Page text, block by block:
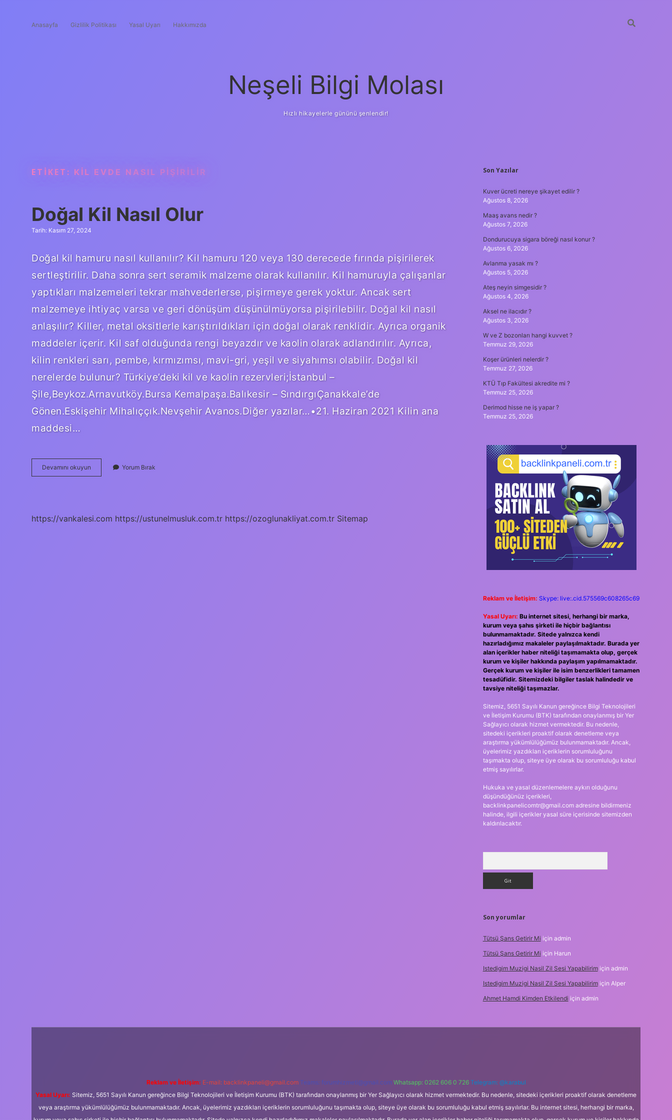
Anasayfa Gizlilik Politikası Yasal Uyarı Hakkımızda
Neşeli Bilgi Molası
Hızlı hikayelerle gününü şenlendir!
ETIKET: KIL EVDE NASIL PIŞIRILIR
Doğal Kil Nasıl Olur
Tarih: Kasım 27, 2024
Doğal kil hamuru nasıl kullanılır? Kil hamuru 120 veya 130 derecede fırında pişirilerek
sertleştirilir. Daha sonra sert seramik malzeme olarak kullanılır. Kil hamuruyla çalışanlar
yaptıkları malzemeleri tekrar mahvederlerse, pişirmeye gerek yoktur. Ancak sert
malzemeye ihtiyaç varsa ve geri dönüşüm düşünülmüyorsa pişirilebilir. Doğal kil nasıl
anlaşılır? Killer, metal oksitlerle karıştırıldıkları için doğal olarak renklidir. Ayrıca organik
maddeler içerir. Kil saf olduğunda rengi beyazdır ve kaolin olarak adlandırılır. Ayrıca,
kilin renkleri sarı, pembe, kırmızımsı, mavi-gri, yeşil ve siyahımsı olabilir. Doğal kil
nerelerde bulunur? Türkiye’deki kil ve kaolin rezervleri;İstanbul –
Şile,Beykoz.Arnavutköy.Bursa Kemalpaşa.Balıkesir – SındırgıÇanakkale’de
Gönen.Eskişehir Mihalıççık.Nevşehir Avanos.Diğer yazılar…•21. Haziran 2021 Kilin ana
maddesi…
Devamını okuyun
Kil
Yorum Bırak
https://vankalesi.com https://ustunelmusluk.com.tr https://ozoglunakliyat.com.tr Sitemap
SIDEBAR
Son Yazılar
Kuver ücreti nereye şikayet edilir ?
Ağustos 8, 2026
Maaş avans nedir ?
Ağustos 7, 2026
Dondurucuya sigara böreği nasıl konur ?
Ağustos 6, 2026
Avlanma yasak mı ?
Ağustos 5, 2026
Ateş neyin simgesidir ?
Ağustos 4, 2026
Aksel ne ilacıdır ?
Ağustos 3, 2026
W ve Z bozonları hangi kuvvet ?
Temmuz 29, 2026
Koşer ürünleri nelerdir ?
Temmuz 27, 2026
KTÜ Tıp Fakültesi akredite mi ?
Temmuz 25, 2026
Derimod hisse ne iş yapar ?
Temmuz 25, 2026
Reklam ve İletişim: Skype: live:.cid.575569c608265c69
Yasal Uyarı: Bu internet sitesi, herhangi bir marka,
kurum veya şahıs şirketi ile hiçbir bağlantısı
bulunmamaktadır. Sitede yalnızca kendi
hazırladığımız makaleler paylaşılmaktadır. Burada yer
alan içerikler haber niteliği taşımamakta olup, gerçek
kurum ve kişiler hakkında paylaşım yapılmamaktadır.
Gerçek kurum ve kişiler ile isim benzerlikleri tamamen
tesadüfidir. Sitemizdeki bilgiler taslak halindedir ve
tavsiye niteliği taşımazlar.
Sitemiz, 5651 Sayılı Kanun gereğince Bilgi Teknolojileri
ve İletişim Kurumu (BTK) tarafından onaylanmış bir Yer
Sağlayıcı olarak hizmet vermektedir. Bu nedenle,
sitedeki içerikleri proaktif olarak denetleme veya
araştırma yükümlülüğümüz bulunmamaktadır. Ancak,
üyelerimiz yazdıkları içeriklerin sorumluluğunu
taşımakta olup, siteye üye olarak bu sorumluluğu kabul
etmiş sayılırlar.
Hukuka ve yasal düzenlemelere aykırı olduğunu
düşündüğünüz içerikleri,
backlinkpanelicomtr@gmail.comadresine bildirmeniz
halinde, ilgili içerikler yasal süre içerisinde sitemizden
kaldırılacaktır.
Son yorumlar
Tütsü Şans Getirir Mi için admin
Tütsü Şans Getirir Mi için Harun
Istedigim Muzigi Nasil Zil Sesi Yapabilirimiçin admin
Istedigim Muzigi Nasil Zil Sesi Yapabilirimiçin Alper
Ahmet Hamdi Kimden Etkilendi için admin
Reklam ve İletişim: E-mail: backlinkpaneli@gmail.com Teams: forumhizmeti@gmail.com Whatsapp: 0262 606 0 726 Telegram: @karabul
Yasal Uyarı: Sitemiz, 5651 Sayılı Kanun gereğince Bilgi Teknolojileri ve İletişim Kurumu (BTK) tarafından onaylanmış bir Yer Sağlayıcı olarak hizmet vermektedir. Bu nedenle, sitedeki içerikleri proaktif olarak denetleme
veya araştırma yükümlülüğümüz bulunmamaktadır. Ancak, üyelerimiz yazdıkları içeriklerin sorumluluğunu taşımakta olup, siteye üye olarak bu sorumluluğu kabul etmiş sayılırlar. Bu internet sitesi, herhangi bir marka,